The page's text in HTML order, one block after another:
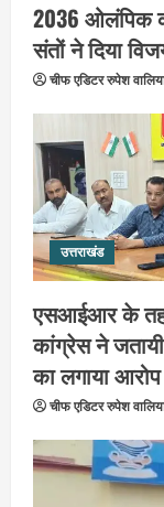
2036 ओलंपिक
संतों ने दिया
चीफ एडिटर रुपेश
उत्तराखंड
एसआईआर के तहत
कांग्रेस ने
का लगाया आरोप
चीफ एडिटर रुपेश
2
4